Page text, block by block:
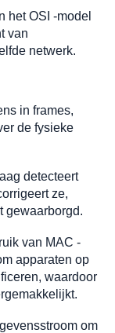
het OSI -model
van
netwerk.
in frames,
de fysieke
detecteert
ze,
gewaarborgd.
van MAC -
apparaten op
waardoor
om